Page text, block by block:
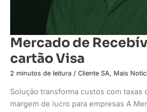
Mercado de
cartão Visa
2 minutos de leitura / Cliente SA, Mais
Solução transforma custos com taxas
margem de lucro para empresas A